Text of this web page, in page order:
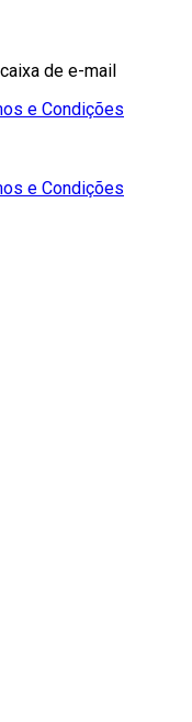
de e-mail
e Condições
e Condições